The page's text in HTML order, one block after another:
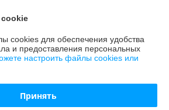
Deal.by
cookies для обеспечения удобства
и предоставления персональных
настроить файлы cookies или
Принять